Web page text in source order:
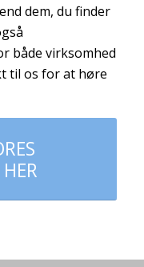
dem, du finder
både virksomhed
til os for at høre
HER